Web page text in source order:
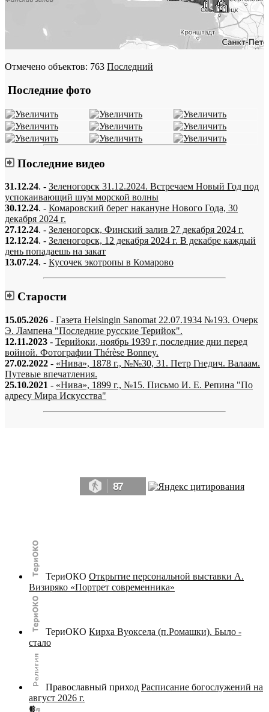
Отмечено объектов: 763 Последний
Последние фото
Последние видео
31.12.24. - Зеленогорск 31.12.2024. Встречаем Новый Год под
успокаивающий шум морской волны
30.12.24. - Комаровский берег накануне Нового Года, 30
декабря 2024 г.
27.12.24. - Зеленогорск, Финский залив 27 декабря 2024 г.
12.12.24. - Зеленогорск, 12 декабря 2024 г. В декабре каждый
день попадаешь на закат
13.07.24. - Кусочек экотропы в Комарово
Старости
15.05.2026 - Газета Helsingin Sanomat 22.07.1934 №193. Очерк
Э. Лампена "Последние русские Терийок".
12.11.2023 - Терийоки, ноябрь 1939 г, последние дни перед
войной. Фотографии Thérèse Bonney.
27.02.2022 - «Нива», 1878 г., №№30, 31. Петр Гнедич. Валаам.
Путевые впечатления.
25.10.2021 - «Нива», 1899 г., №15. Письмо И. Е. Репина "По
адресу Мира Искусства"
87
ТериОКО Открытие персональной выставки А.
Визиряко «Портрет современника»
ТериОКО Кирха Вуоксела (п.Ромашки). Было -
стало
Православный приход Расписание богослужений на
август 2026 г.